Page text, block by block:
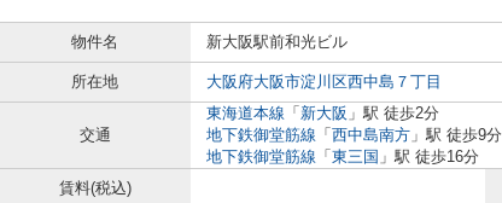
物件名
新大阪駅前和光ビル
所在地 大阪府大阪市淀川区西中島７丁目
交通
東海道本線 「 新大阪 」駅 徒歩2分
地下鉄御堂筋線 「 西中島南方 」駅 徒歩9分
地下鉄御堂筋線 「 東三国 」駅 徒歩16分
賃料(税込)